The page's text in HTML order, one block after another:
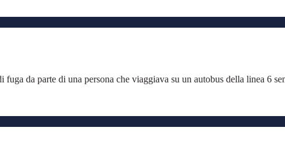
da parte di una persona che viaggiava su un autobus della linea 6